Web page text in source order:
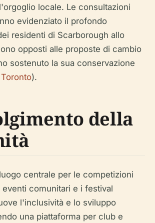
locale. Le consultazioni
evidenziato il profondo
residenti di Scarborough allo
opposti alle proposte di cambio
sostenuto la sua conservazione
).
della
centrale per le competizioni
comunitari e i festival
l'inclusività e lo sviluppo
una piattaforma per club e